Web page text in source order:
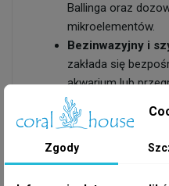
Ballinga oraz
mikroelementów.
Bezinwazyjny i
zakłada się
akwarium lub
(Straight) sprawdza
układach
Uniwersalna
Zgody